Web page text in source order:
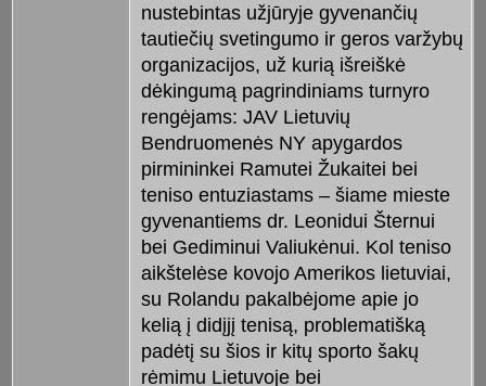
nustebintas užjūryje gyvenančių
tautiečių svetingumo ir geros varžybų
organizacijos, už kurią išreiškė
dėkingumą pagrindiniams turnyro
rengėjams: JAV Lietuvių
Bendruomenės NY apygardos
pirmininkei Ramutei Žukaitei bei
teniso entuziastams – šiame mieste
gyvenantiems dr. Leonidui Šternui
bei Gediminui Valiukėnui. Kol teniso
aikštelėse kovojo Amerikos lietuviai,
su Rolandu pakalbėjome apie jo
kelią į didįjį tenisą, problematišką
padėtį su šios ir kitų sporto šakų
rėmimu Lietuvoje bei